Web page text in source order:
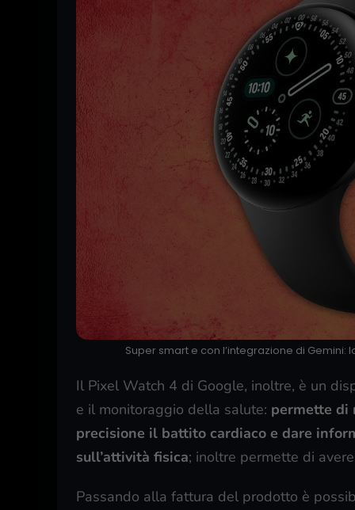
Super smart e con l’integrazione di
Il Pixel Watch 4 di Google, inoltre, è un
e il monitoraggio della salute: permette di
precisione il battito cardiaco e dare
sull’attività fisica; inoltre permette di
Passando alla fattura del prodotto è